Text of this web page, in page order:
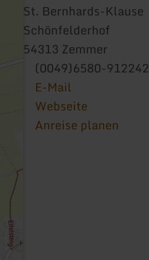
St. Bernhards-Klause
Schönfelderhof
54313 Zemmer
(0049)6580-912242
E-Mail
Webseite
Anreise planen